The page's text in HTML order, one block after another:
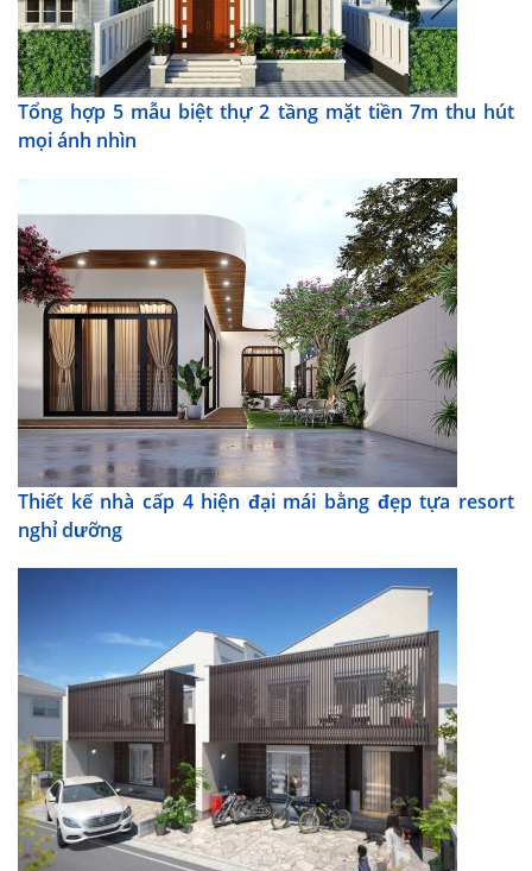
Tổng hợp 5 mẫu biệt thự 2 tầng mặt tiền 7m thu hút
mọi ánh nhìn
Thiết kế nhà cấp 4 hiện đại mái bằng đẹp tựa resort
nghỉ dưỡng